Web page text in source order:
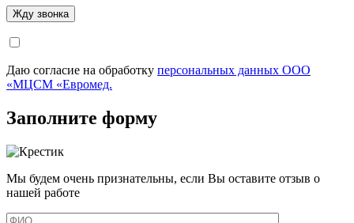
Даю согласие на обработку персональных данных ООО
«МЦСМ «Евромед.
Заполните форму
Мы будем очень признательны, если Вы оставите отзыв о
нашей работе